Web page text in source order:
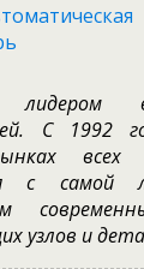
лидером
С 1992
с самой
узлов и